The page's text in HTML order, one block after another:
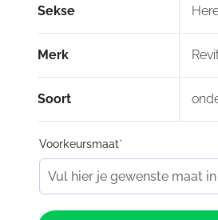
Sekse
Merk
Soort
Voorkeursmaat*
Revit